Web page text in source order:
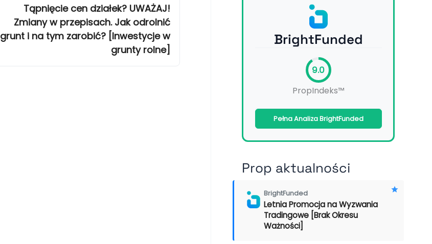
Tąpnięcie cen działek? UWAŻAJ!
Zmiany w przepisach. Jak odrolnić
grunt i na tym zarobić? [Inwestycje w
grunty rolne]
BrightFunded
9.0
PropIndeks™
Pełna Analiza BrightFunded
Prop aktualności
BrightFunded
Letnia Promocja na Wyzwania
Tradingowe [Brak Okresu
Ważności]